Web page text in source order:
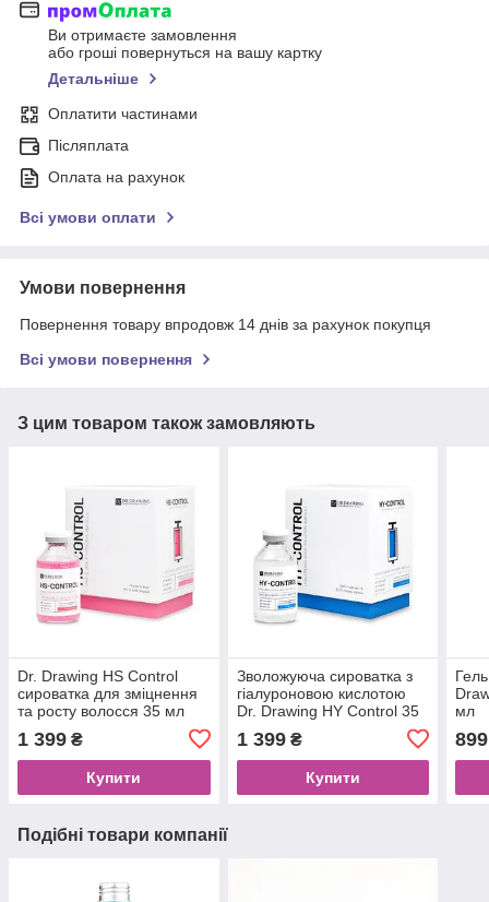
Ви отримаєте замовлення
або гроші повернуться на вашу картку
Детальніше
Оплатити частинами
Післяплата
Оплата на рахунок
Всі умови оплати
Умови повернення
Повернення товару впродовж 14 днів за рахунок покупця
Всі умови повернення
З цим товаром також замовляють
Dr. Drawing HS Control
сироватка для зміцнення
та росту волосся 35 мл
1 399 ₴
Купити
Зволожуюча сироватка з
гіалуроновою кислотою
Dr. Drawing HY Control 35
1 399₴
Купити
мл
899
Подібні товари компанії